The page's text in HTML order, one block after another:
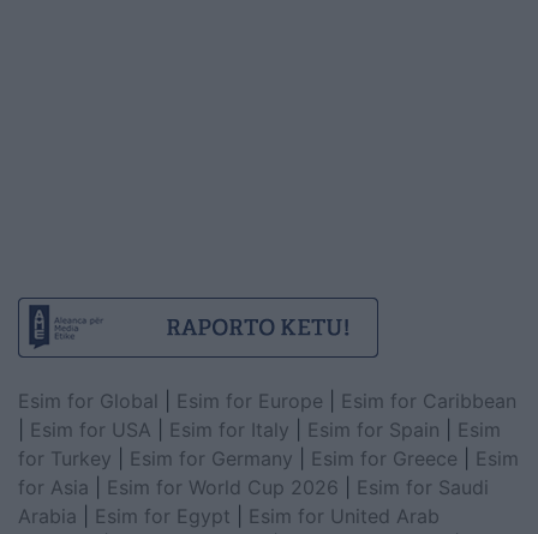
Esim for Global Esim for Europe
Esim for Caribbean
Esim for USA Esim for Italy Esim for Spain
Esim
for Turkey
Esim for Germany Esim for Greece
Esim
for Asia
Esim for World Cup 2026
Esim for Saudi
Arabia
Esim for Egypt
Esim for United Arab